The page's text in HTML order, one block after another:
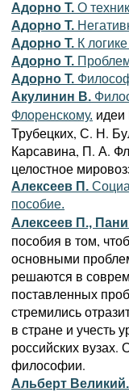
Адорно Т. О
Адорно Т.
Адорно Т. К
Адорно Т.
Адорно Т.
Акулинин В.
Флоренскому.
Трубецких, С. Н.
Карсавина, П. А.
целостное
Алексеев П.
пособие.
Алексеев П.,
пособия в том,
основными
решаются в
поставленных
стремились
в стране и учесть
российских вузах.
философии.
Альберт Великий.